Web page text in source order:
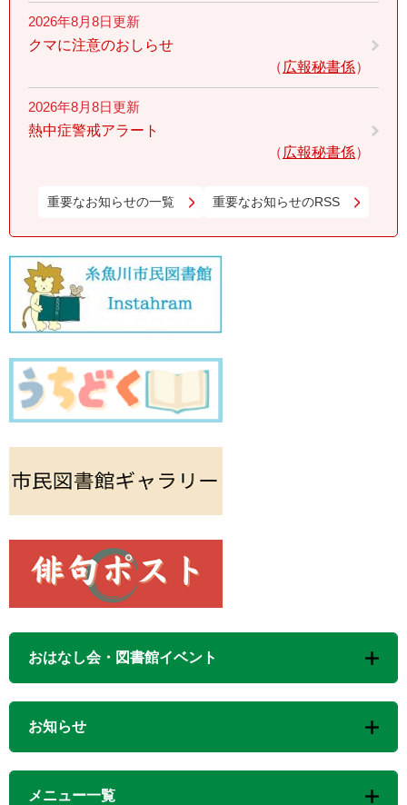
2026年8月8日更新
クマに注意のおしらせ
広報秘書係
2026年8月8日更新
熱中症警戒アラート
広報秘書係
重要なお知らせの一覧 重要なお知らせのRSS
おはなし会・図書館イベント
お知らせ
メニュー一覧